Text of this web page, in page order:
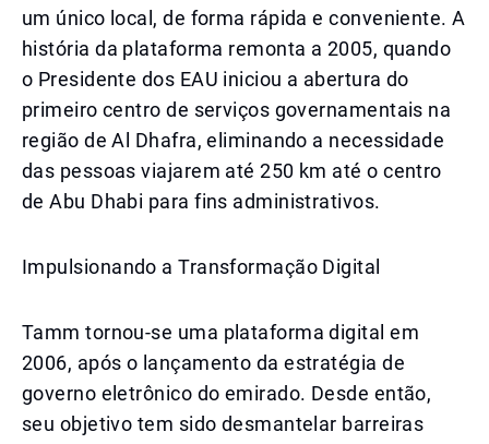
um único local, de forma rápida e conveniente. A
história da plataforma remonta a 2005, quando
o Presidente dos EAU iniciou a abertura do
primeiro centro de serviços governamentais na
região de Al Dhafra, eliminando a necessidade
das pessoas viajarem até 250 km até o centro
de Abu Dhabi para fins administrativos.
Impulsionando a Transformação Digital
Tamm tornou-se uma plataforma digital em
2006, após o lançamento da estratégia de
governo eletrônico do emirado. Desde então,
seu objetivo tem sido desmantelar barreiras